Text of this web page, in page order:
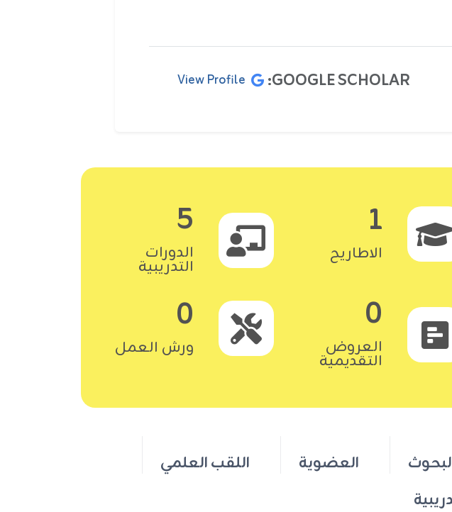
GOOGLE SCHOLAR:
View Profile
1
الاطاريح
5
الدورات
التدريبية
0
العروض
التقديمية
0
ورش العمل
العضوية
اللقب العلمي